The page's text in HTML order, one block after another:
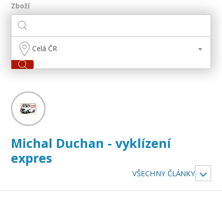
Zboží
Celá ČR
Michal Duchan - vyklízení
expres
VŠECHNY ČLÁNKY